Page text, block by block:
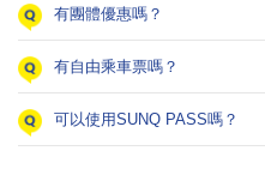
有團體優惠嗎？
有自由乘車票嗎？
可以使用SUNQ PASS嗎？